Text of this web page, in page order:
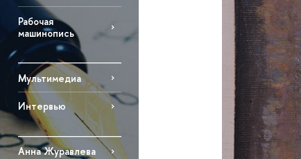
Рабочая
машинопись
Мультимедиа
Интервью
Анна Журавлева